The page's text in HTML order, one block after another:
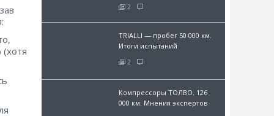
2
TRIALLI — пробег 50 000 км.
Итоги испытаний
2
Компрессоры ТОЛВО. 126
000 км. Мнения экспертов